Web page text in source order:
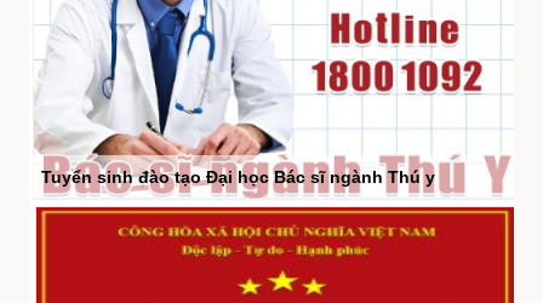
Tuyển sinh đào tạo Đại học Bác sĩ ngành Thú y